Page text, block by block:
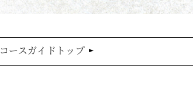
コースガイドトップ